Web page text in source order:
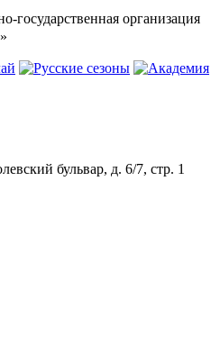
государственная организация
бульвар, д. 6/7, стр. 1